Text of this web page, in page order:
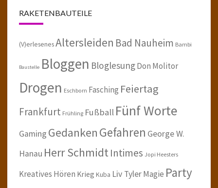
RAKETENBAUTEILE
(V)erlesenesAltersleiden Bad Nauheim Bambi
Baustelle Bloggen BloglesungDon Molitor
Drogen Eschborn Fasching Feiertag
Frankfurt Frühling Fußball Fünf Worte
Gaming GedankenGefahren George W.
Hanau Herr SchmidtIntimes Jopi Heesters
Kreatives Hören Krieg Kuba Liv TylerMagie Party